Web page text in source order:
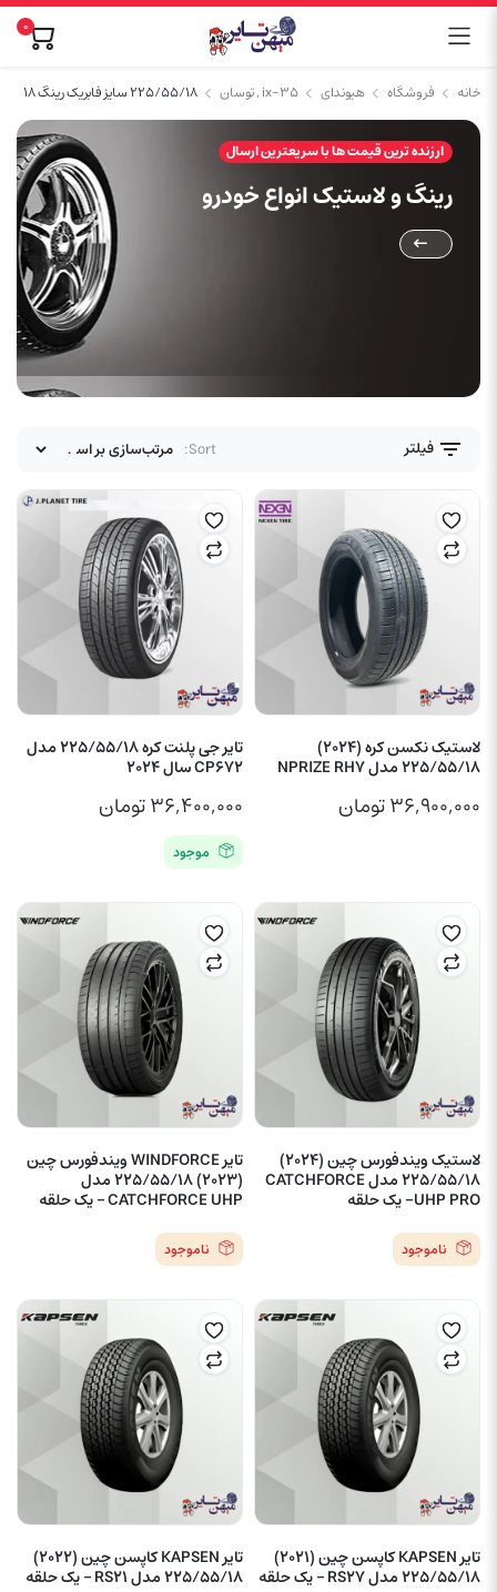
0
خانه فروشگاه هیوندای ix-35 , توسان ۲۲۵/۵۵/۱۸ سایز فابریک رینگ ۱۸
ارزنده ترین قیمت ها با سریعترین ارسال
رینگ و لاستیک انواع خودرو
فیلتر Sort:
لاستیک نکسن کره (2024)
225/55/18 مدل NPRIZE RH7
۳۶,۹۰۰,۰۰۰تومان
تایر جی پلنت کره 225/55/18 مدل
CP672 سال 2024
۳۶,۴۰۰,۰۰۰تومان
موجود
لاستیک ویندفورس چین (2024)
225/55/18 مدل CATCHFORCE
UHP PRO- یک حلقه
ناموجود
تایر WINDFORCE ویندفورس چین
(2023) 225/55/18 مدل
CATCHFORCE UHP – یک حلقه
ناموجود
تایر KAPSEN کاپسن چین (2021)
225/55/18 مدل RS27 – یک حلقه
تایر KAPSEN کاپسن چین (2022)
225/55/18 مدل RS21 – یک حلقه